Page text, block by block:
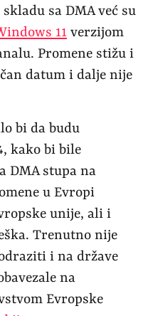
sa DMA već su
11 verzijom
Promene stižu i
datum i dalje nije
bi da budu
kako bi bile
DMA stupa na
u Evropi
unije, ali i
Trenutno nije
i na države
na
Evropske